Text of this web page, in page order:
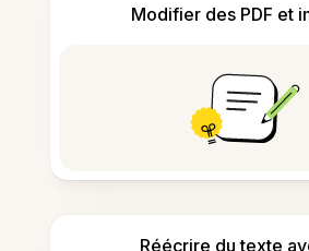
Modifier des PDF et
Réécrire du texte